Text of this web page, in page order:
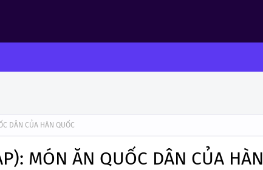
DÂN CỦA HÀN QUỐC
MÓN ĂN QUỐC DÂN CỦA HÀN